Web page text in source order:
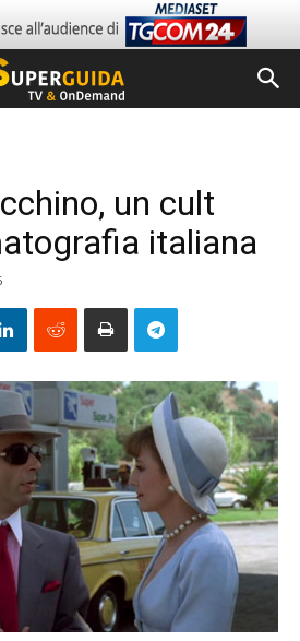
un cult
italiana